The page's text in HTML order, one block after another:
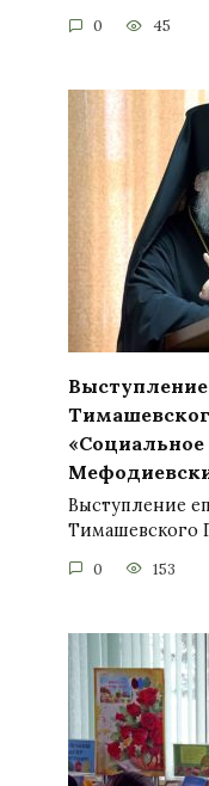
0 45
Выступление
Тимашевского
0 153